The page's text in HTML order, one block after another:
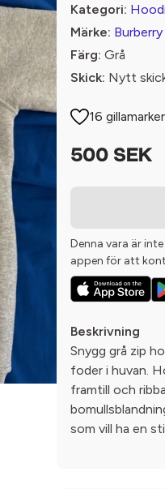
Kategori:
Märke: Burberry
Färg: Grå
Skick: Nytt
16
500 SEK
Denna vara är
appen för att
Beskrivning
Snygg grå zip
foder i huvan.
framtill och
som vill ha en